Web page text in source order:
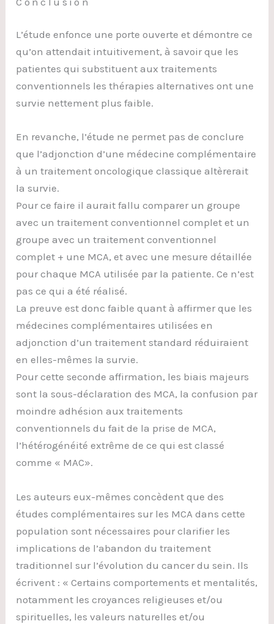
L’étude enfonce une porte ouverte et démontre ce
qu’on attendait intuitivement, à savoir que les
patientes qui substituent aux traitements
conventionnels les thérapies alternatives ont une
survie nettement plus faible.
En revanche, l’étude ne permet pas de conclure
que l’adjonction d’une médecine complémentaire
à un traitement oncologique classique altèrerait
la survie.
Pour ce faire il aurait fallu comparer un groupe
avec un traitement conventionnel complet et un
groupe avec un traitement conventionnel
complet + une MCA, et avec une mesure détaillée
pour chaque MCA utilisée par la patiente. Ce n’est
pas ce qui a été réalisé.
La preuve est donc faible quant à affirmer que les
médecines complémentaires utilisées en
adjonction d’un traitement standard réduiraient
en elles-mêmes la survie.
Pour cette seconde affirmation, les biais majeurs
sont la sous-déclaration des MCA, la confusion par
moindre adhésion aux traitements
conventionnels du fait de la prise de MCA,
l’hétérogénéité extrême de ce qui est classé
comme « MAC».
Les auteurs eux-mêmes concèdent que des
études complémentaires sur les MCA dans cette
population sont nécessaires pour clarifier les
implications de l’abandon du traitement
traditionnel sur l’évolution du cancer du sein. Ils
écrivent : « Certains comportements et mentalités,
notamment les croyances religieuses et/ou
spirituelles, les valeurs naturelles et/ou